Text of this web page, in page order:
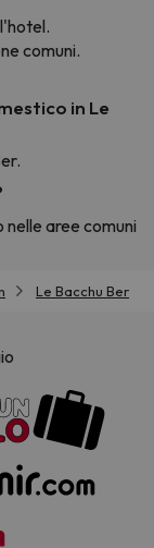
comuni.
in Le
nelle aree comuni
Le Bacchu Ber